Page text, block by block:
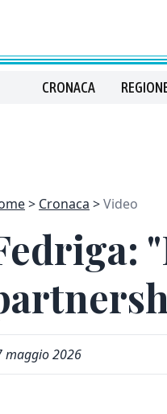
CRONACA
Cronaca Video
maggio 2026